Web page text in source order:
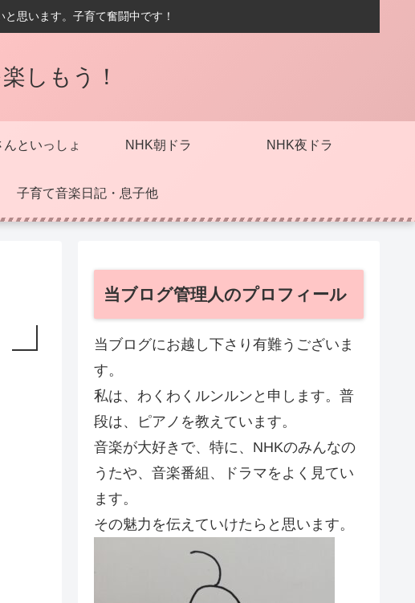
思います。子育て奮闘中です！
しもう！
んといっしょ NHK朝ドラ NHK夜ドラ
子育て音楽日記・息子他
当ブログ管理人のプロフィール
当ブログにお越し下さり有難うございま
す。
私は、わくわくルンルンと申します。普
段は、ピアノを教えています。
音楽が大好きで、特に、NHKのみんなの
うたや、音楽番組、ドラマをよく見てい
ます。
その魅力を伝えていけたらと思います。